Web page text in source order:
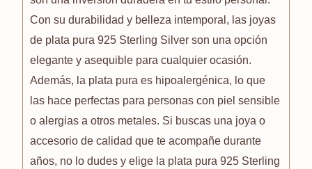
Con su durabilidad y belleza intemporal, las joyas
de plata pura 925 Sterling Silver son una opción
elegante y asequible para cualquier ocasión.
Además, la plata pura es hipoalergénica, lo que
las hace perfectas para personas con piel sensible
o alergias a otros metales. Si buscas una joya o
accesorio de calidad que te acompañe durante
años, no lo dudes y elige la plata pura 925 Sterling